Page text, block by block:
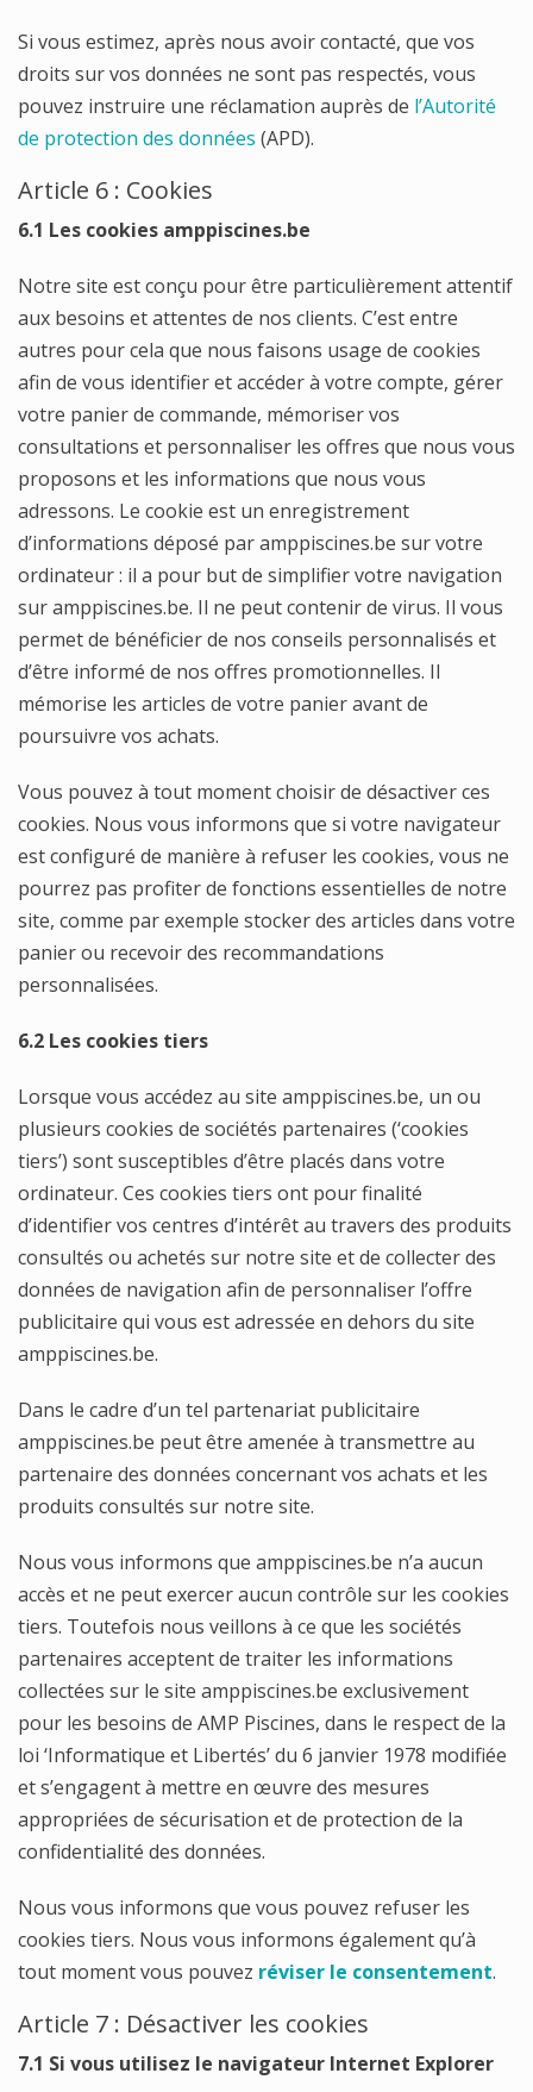
Si vous estimez, après nous avoir contacté, que vos
droits sur vos données ne sont pas respectés, vous
pouvez instruire une réclamation auprès de l’Autorité
de protection des données (APD).
Article 6 : Cookies
6.1 Les cookies amppiscines.be
Notre site est conçu pour être particulièrement attentif
aux besoins et attentes de nos clients. C’est entre
autres pour cela que nous faisons usage de cookies
afin de vous identifier et accéder à votre compte, gérer
votre panier de commande, mémoriser vos
consultations et personnaliser les offres que nous vous
proposons et les informations que nous vous
adressons. Le cookie est un enregistrement
d’informations déposé par amppiscines.be sur votre
ordinateur : il a pour but de simplifier votre navigation
sur amppiscines.be. Il ne peut contenir de virus. Il vous
permet de bénéficier de nos conseils personnalisés et
d’être informé de nos offres promotionnelles. Il
mémorise les articles de votre panier avant de
poursuivre vos achats.
Vous pouvez à tout moment choisir de désactiver ces
cookies. Nous vous informons que si votre navigateur
est configuré de manière à refuser les cookies, vous ne
pourrez pas profiter de fonctions essentielles de notre
site, comme par exemple stocker des articles dans votre
panier ou recevoir des recommandations
personnalisées.
6.2 Les cookies tiers
Lorsque vous accédez au site amppiscines.be, un ou
plusieurs cookies de sociétés partenaires (‘cookies
tiers’) sont susceptibles d’être placés dans votre
ordinateur. Ces cookies tiers ont pour finalité
d’identifier vos centres d’intérêt au travers des produits
consultés ou achetés sur notre site et de collecter des
données de navigation afin de personnaliser l’offre
publicitaire qui vous est adressée en dehors du site
amppiscines.be.
Dans le cadre d’un tel partenariat publicitaire
amppiscines.be peut être amenée à transmettre au
partenaire des données concernant vos achats et les
produits consultés sur notre site.
Nous vous informons que amppiscines.be n’a aucun
accès et ne peut exercer aucun contrôle sur les cookies
tiers. Toutefois nous veillons à ce que les sociétés
partenaires acceptent de traiter les informations
collectées sur le site amppiscines.be exclusivement
pour les besoins de AMP Piscines, dans le respect de la
loi ‘Informatique et Libertés’ du 6 janvier 1978 modifiée
et s’engagent à mettre en œuvre des mesures
appropriées de sécurisation et de protection de la
confidentialité des données.
Nous vous informons que vous pouvez refuser les
cookies tiers. Nous vous informons également qu’à
tout moment vous pouvez réviser le consentement.
Article 7 : Désactiver les cookies
7.1 Si vous utilisez le navigateur Internet Explorer